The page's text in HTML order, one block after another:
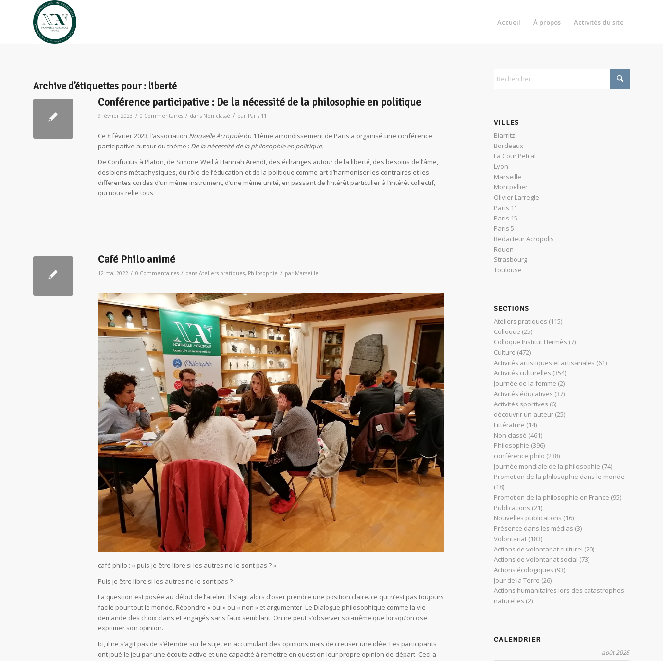
Accueil À propos Activités du site
Archive d’étiquettes pour : liberté
Conférence participative : De la nécessité de la philosophie en politique
9 février 2023 / 0 Commentaires / dans Non classé / par Paris 11
Ce 8 février 2023, l’association Nouvelle Acropoledu 11ème arrondissement de Paris a organisé une conférence
participative autour du thème : De la nécessité de la philosophie en politique.
De Confucius à Platon, de Simone Weil à Hannah Arendt, des échanges autour de la liberté, des besoins de l’âme,
des biens métaphysiques, du rôle de l’éducation et de la politique comme art d’harmoniser les contraires et les
différentes cordes d’un même instrument, d’une même unité, en passant de l’intérêt particulier à l’intérêt collectif,
qui nous relie tous.
Café Philo animé
12 mai 2022 / 0 Commentaires / dans Ateliers pratiques, Philosophie / par Marseille
café philo : « puis-je être libre si les autres ne le sont pas ? »
Puis-je être libre si les autres ne le sont pas ?
La question est posée au début de l’atelier. Il s’agit alors d’oser prendre une position claire. ce qui n’est pas toujours
facile pour tout le monde. Répondre « oui » ou « non » et argumenter. Le Dialogue philosophique comme la vie
demande des choix clairs et engagés sans faux semblant. On ne peut s’observer soi-même que lorsqu’on ose
exprimer son opinion.
Ici, il ne s’agit pas de s’étendre sur le sujet en accumulant des opinions mais de creuser une idée. Les participants
ont joué le jeu par une écoute active et une capacité à remettre en question leur propre opinion de départ. Ceci a
VILLES
Biarritz
Bordeaux
La Cour Petral
Lyon
Marseille
Montpellier
Olivier Larregle
Paris 11
Paris 15
Paris 5
Redacteur Acropolis
Rouen
Strasbourg
Toulouse
SECTIONS
Ateliers pratiques (115)
Colloque (25)
Colloque Institut Hermès (7)
Culture (472)
Activités artistiques et artisanales (61)
Activités culturelles (354)
Journée de la femme (2)
Activités éducatives (37)
Activités sportives (6)
découvrir un auteur (25)
Littérature (14)
Non classé (461)
Philosophie (396)
conférence philo (238)
Journée mondiale de la philosophie (74)
Promotion de la philosophie dans le monde
(18)
Promotion de la philosophie en France (95)
Publications (21)
Nouvelles publications (16)
Présence dans les médias (3)
Volontariat (183)
Actions de volontariat culturel (20)
Actions de volontariat social (73)
Actions écologiques (93)
Jour de la Terre (26)
Actions humanitaires lors des catastrophes
naturelles (2)
CALENDRIER
août 2026